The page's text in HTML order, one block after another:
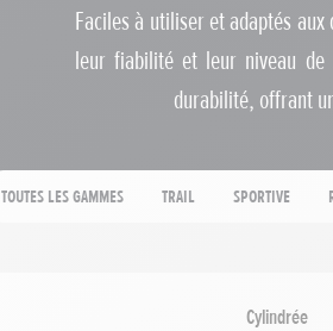
Faciles à utiliser et adaptés
leur fiabilité et leur niveau de
durabilité, offrant
Toutes les gammes Trail Sportive
Cylindrée